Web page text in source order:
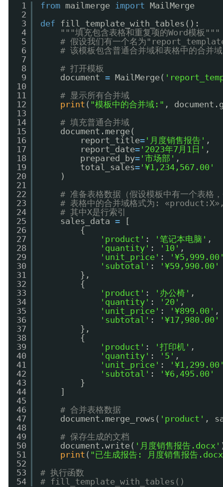
1
2
3
4
5
6
7
8
9
10
11
12
13
14
15
16
17
18
19
20
21
22
23
24
25
26
27
28
29
30
31
32
33
34
35
36
37
38
39
40
41
42
43
44
45
46
47
48
49
50
51
52
53
54
from mailmerge import MailMerge
def
fill_template_with_tables():
"""填充包含表格和重复项的Word模板"""
# 假设我们有一个名为
# 该模板包含普通合并域和表格中的合并域
# 打开模板
document = MailMerge(
# 显示所有合并域
print ( "模板中的合并域:" ,
# 填充普通合并域
document.merge(
report_title= '月度销售报告' ,
report_date= '2023年7月1日' ,
prepared_by= '市场部' ,
total_sales= '¥1,234,567.00'
)
# 准备表格数据（假设模板中有一个表格
# 表格中的合并域格式为:
# 其中X是行索引
sales_data =
[
{
'product' : '笔记本电脑' ,
'quantity' : '10' ,
'unit_price' :
'subtotal' :
'¥59,990.00'
},
{
'product' : '办公椅' ,
'quantity' : '20' ,
'unit_price' : '¥899.00' ,
'subtotal' :
'¥17,980.00'
},
{
'product' : '打印机' ,
'quantity' : '5' ,
'unit_price' :
'subtotal' :
'¥6,495.00'
}
]
# 合并表格数据
document.merge_rows( 'product' ,
# 保存生成的文档
document.write( '月度销售报告.docx'
print ( "已生成报告: 月度销售报告
# 执行函数
# fill_template_with_tables()